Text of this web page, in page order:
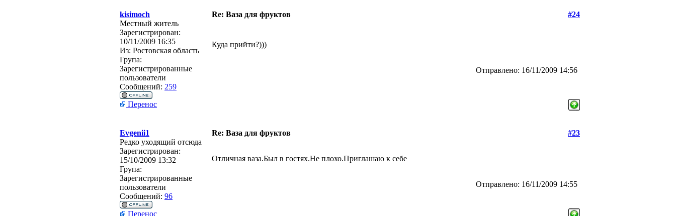
kisimoch Re: Ваза для фруктов
#24
Местный житель
Зарегистрирован:
10/11/2009 16:35
Из: Ростовская область
Група:
Зарегистрированные
пользователи
Сообщений: 259
Куда прийти?)))
Отправлено: 16/11/2009 14:56
Перенос
Evgenii1 Re: Ваза для фруктов
#23
Редко уходящий отсюда
Зарегистрирован:
15/10/2009 13:32
Група:
Зарегистрированные
пользователи
Сообщений: 96
Отличная ваза.Был в гостях.Не плохо.Приглашаю к себе
Отправлено: 16/11/2009 14:55
Перенос